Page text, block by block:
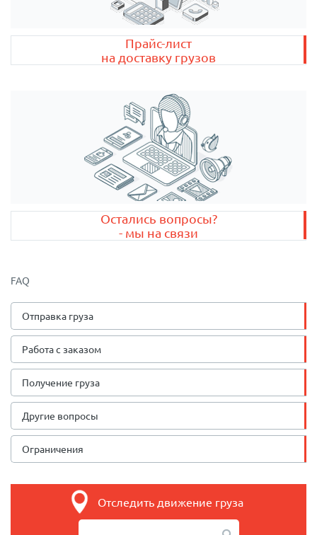
Прайс-лист
на доставку грузов
Остались вопросы?
- мы на связи
FAQ
Отправка груза
Работа с заказом
Получение груза
Другие вопросы
Ограничения
Отследить движение груза